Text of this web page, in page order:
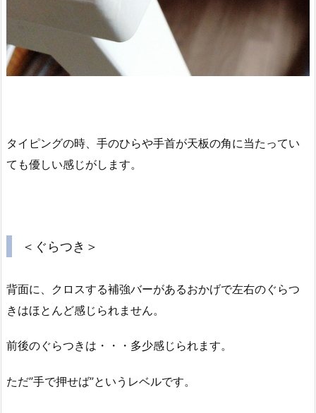
タイピングの時、手のひらや手首が天板の角に当たってい
ても優しい感じがします。
＜ぐらつき＞
背面に、クロスする補強バーがあるおかげで左右のぐらつ
きはほとんど感じられません。
前後のぐらつきは・・・多少感じられます。
ただ”手で押せば”というレベルです。